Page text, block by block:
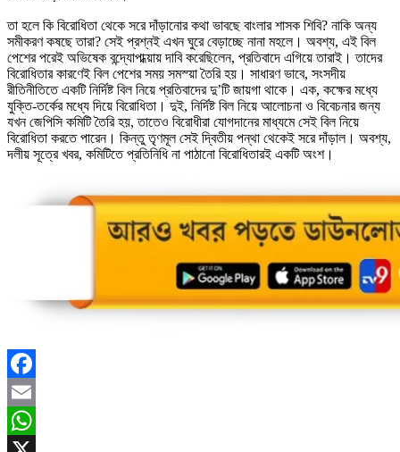
তা হলে কি বিরোধিতা থেকে সরে দাঁড়ানোর কথা ভাবছে বাংলার শাসক শিবি? নাকি অন্য
সমীকরণ কষছে তারা? সেই প্রশ্নই এখন ঘুরে বেড়াচ্ছে নানা মহলে। অবশ্য, এই বিল
পেশের পরেই অভিষেক বন্দ্যোপাধ্য়ায় দাবি করেছিলেন, প্রতিবাদে এগিয়ে তারাই। তাদের
বিরোধিতার কারণেই বিল পেশের সময় সমস্য়া তৈরি হয়। সাধারণ ভাবে, সংসদীয়
রীতিনীতিতে একটি নির্দিষ্ট বিল নিয়ে প্রতিবাদের দু’টি জায়গা থাকে। এক, কক্ষের মধ্যে
যুক্তি-তর্কের মধ্যে দিয়ে বিরোধিতা। দুই, নির্দিষ্ট বিল নিয়ে আলোচনা ও বিবেচনার জন্য
যখন জেপিসি কমিটি তৈরি হয়, তাতেও বিরোধীরা যোগদানের মাধ্যমে সেই বিল নিয়ে
বিরোধিতা করতে পারেন। কিন্তু তৃণমূল সেই দ্বিতীয় পন্থা থেকেই সরে দাঁড়াল। অবশ্য,
দলীয় সূত্রে খবর, কমিটিতে প্রতিনিধি না পাঠানো বিরোধিতারই একটি অংশ।
Facebook
Email